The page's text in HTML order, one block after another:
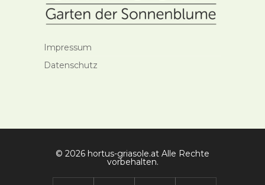
Impressum
Datenschutz
© 2026 hortus-griasole.at Alle Rechte
vorbehalten.